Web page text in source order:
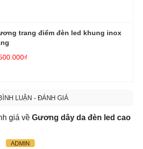
trang điểm đèn led khung inox
LUẬN - ĐÁNH GIÁ
giá về Gương dây da đèn led cao
ADMIN